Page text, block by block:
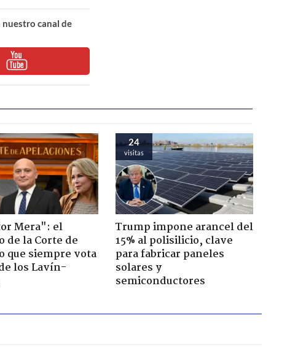
nuestro canal de
Mera": el
de la Corte de
que siempre vota
los Lavín-
24
visitas
Trump impone arancel del
15% al polisilicio, clave
para fabricar paneles
solares y
semiconductores